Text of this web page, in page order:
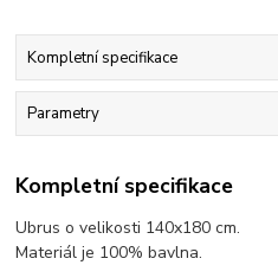
Kompletní specifikace
Parametry
Kompletní specifikace
Ubrus o velikosti 140x180 cm.
Materiál je 100% bavlna.